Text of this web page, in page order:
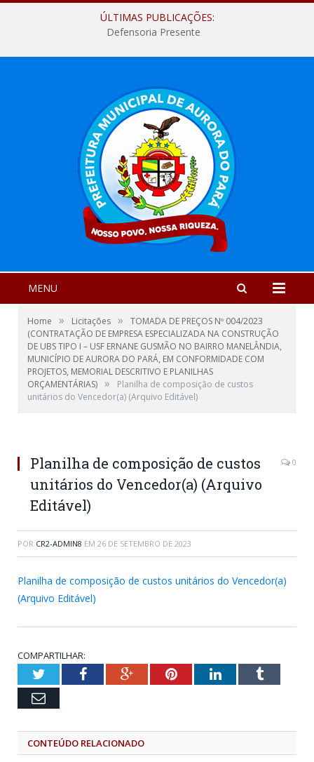
ÚLTIMAS PUBLICAÇÕES:
Defensoria Presente
MENU
Home » Licitações »
TOMADA DE PREÇOS Nº 004/2023
(CONTRATAÇÃO DE EMPRESA ESPECIALIZADA NA CONSTRUÇÃO
DE UBS TIPO I – USF ERNANE GUSMÃO NO BAIRRO MANELÂNDIA,
MUNICÍPIO DE AURORA DO PARÁ, EM CONFORMIDADE COM
PROJETOS, MEMORIAL DESCRITIVO E PLANILHAS
ORÇAMENTÁRIAS) »
Planilha de composição de custos
unitários do Vencedor(a) (Arquivo Editável)
Planilha de composição de custos
unitários do Vencedor(a) (Arquivo
Editável)
0
POR CR2-ADMIN8 EM 26 DE SETEMBRO DE 2023
Planilha de composição de custos unitários do Vencedor(a)
(Arquivo Editável)
COMPARTILHAR:
TwitterFacebookGoogle+PinterestLinkedInTumblr
Email
CONTEÚDO RELACIONADO